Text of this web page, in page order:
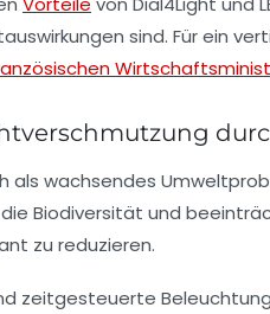
sind. Für ein
als wachsendes
Biodiversität und
zu reduzieren.
zeitgesteuerte